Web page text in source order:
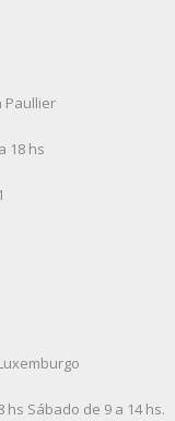
Paullier
18 hs
hs Sábado de 9 a 14 hs.